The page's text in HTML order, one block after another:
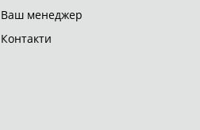
Ваш менеджер
Контакти